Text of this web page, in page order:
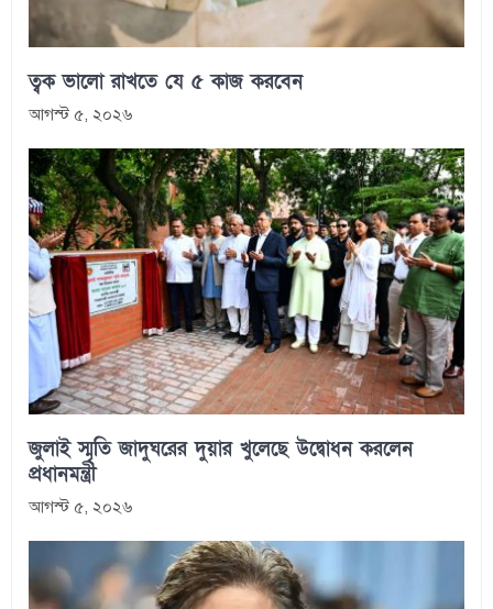
ত্বক ভালো রাখতে যে ৫ কাজ করবেন
আগস্ট ৫, ২০২৬
জুলাই স্মৃতি জাদুঘরের দুয়ার খুলেছে উদ্বোধন করলেন
প্রধানমন্ত্রী
আগস্ট ৫, ২০২৬